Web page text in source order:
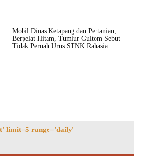
Mobil Dinas Ketapang dan Pertanian,
Berpelat Hitam, Tumiur Gultom Sebut
Tidak Pernah Urus STNK Rahasia
limit=5 range='daily'